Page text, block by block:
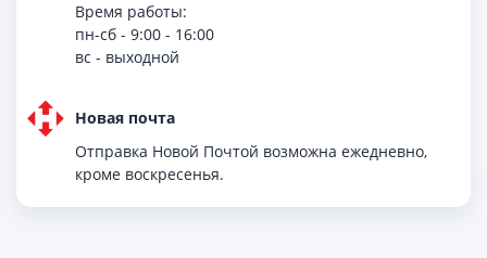
Время работы:
пн-сб - 9:00 - 16:00
вс - выходной
Новая почта
Отправка Новой Почтой возможна ежедневно,
кроме воскресенья.